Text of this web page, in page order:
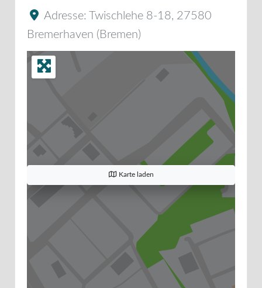
Adresse: Twischlehe 8-18, 27580
Bremerhaven ( Bremen)
Karte laden